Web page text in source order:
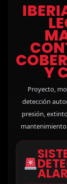
Y
Proyecto,
detección
presión,